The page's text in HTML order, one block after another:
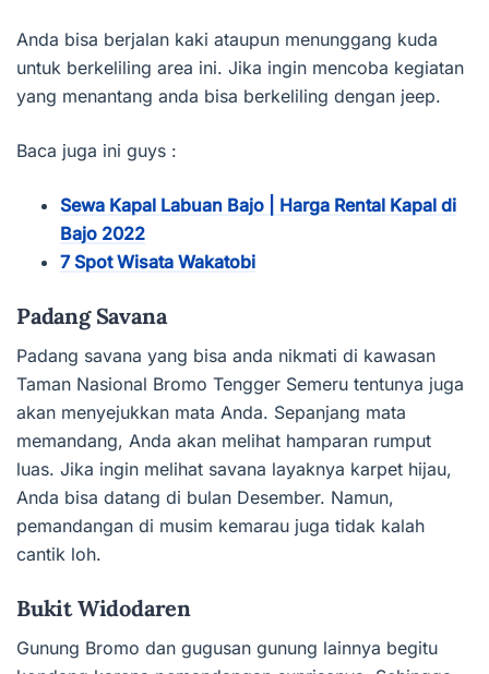
Anda bisa berjalan kaki ataupun menunggang kuda
untuk berkeliling area ini. Jika ingin mencoba kegiatan
yang menantang anda bisa berkeliling dengan jeep.
Baca juga ini guys :
Sewa Kapal Labuan Bajo | Harga Rental Kapal di
Bajo 2022
7 Spot Wisata Wakatobi
Padang Savana
Padang savana yang bisa anda nikmati di kawasan
Taman Nasional Bromo Tengger Semeru tentunya juga
akan menyejukkan mata Anda. Sepanjang mata
memandang, Anda akan melihat hamparan rumput
luas. Jika ingin melihat savana layaknya karpet hijau,
Anda bisa datang di bulan Desember. Namun,
pemandangan di musim kemarau juga tidak kalah
cantik loh.
Bukit Widodaren
Gunung Bromo dan gugusan gunung lainnya begitu